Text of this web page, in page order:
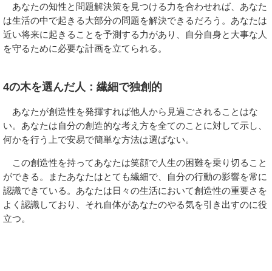
あなたの知性と問題解決策を見つける力を合わせれば、あなた
は生活の中で起きる大部分の問題を解決できるだろう。あなたは
近い将来に起きることを予測する力があり、自分自身と大事な人
を守るために必要な計画を立てられる。
4の木を選んだ人：繊細で独創的
あなたが創造性を発揮すれば他人から見過ごされることはな
い。あなたは自分の創造的な考え方を全てのことに対して示し、
何かを行う上で安易で簡単な方法は選ばない。
この創造性を持ってあなたは笑顔で人生の困難を乗り切ること
ができる。またあなたはとても繊細で、自分の行動の影響を常に
認識できている。あなたは日々の生活において創造性の重要さを
よく認識しており、それ自体があなたのやる気を引き出すのに役
立つ。